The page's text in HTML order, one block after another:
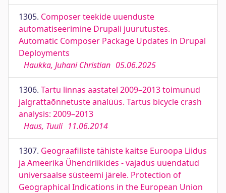
1305. Composer teekide uuenduste
automatiseerimine Drupali juurutustes.
Automatic Composer Package Updates in Drupal
Deployments
Haukka, Juhani Christian 05.06.2025
1306. Tartu linnas aastatel 2009–2013 toimunud
jalgrattaõnnetuste analüüs. Tartus bicycle crash
analysis: 2009–2013
Haus, Tuuli 11.06.2014
1307. Geograafiliste tähiste kaitse Euroopa Liidus
ja Ameerika Ühendriikides - vajadus uuendatud
universaalse süsteemi järele. Protection of
Geographical Indications in the European Union